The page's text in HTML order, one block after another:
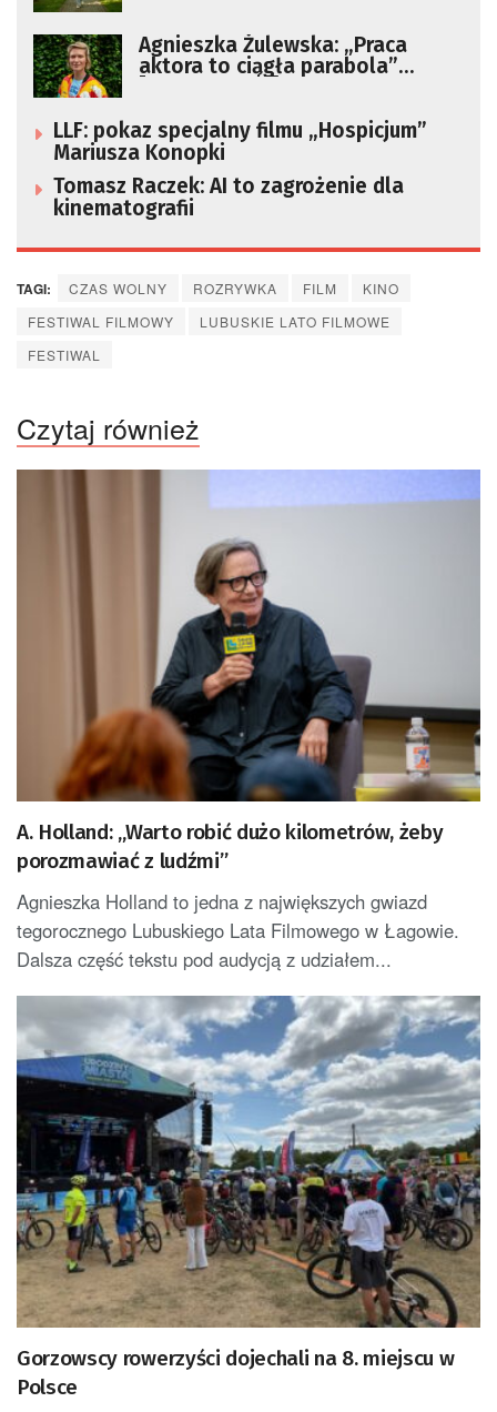
Agnieszka Żulewska: „Praca
aktora to ciągła parabola”
LLF: pokaz specjalny filmu „Hospicjum”
Mariusza Konopki
Tomasz Raczek: AI to zagrożenie dla
kinematografii
TAGI: CZAS WOLNY ROZRYWKA FILM
KINO
FESTIWAL FILMOWY
LUBUSKIE LATO FILMOWE
FESTIWAL
Czytaj również
A. Holland: „Warto robić dużo kilometrów, żeby
porozmawiać z ludźmi”
Agnieszka Holland to jedna z największych gwiazd
tegorocznego Lubuskiego Lata Filmowego w Łagowie.
Dalsza część tekstu pod audycją z udziałem...
Gorzowscy rowerzyści dojechali na 8. miejscu w
Polsce